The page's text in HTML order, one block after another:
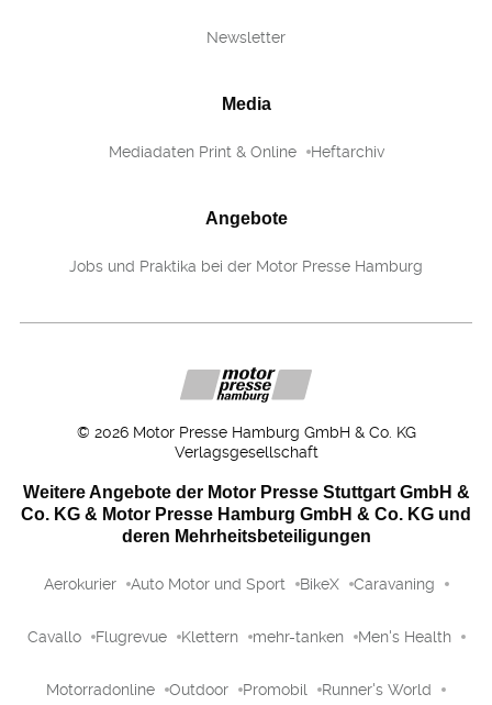
Newsletter
Media
Mediadaten Print & Online Heftarchiv
Angebote
Jobs und Praktika bei der Motor Presse Hamburg
© 2026 Motor Presse Hamburg GmbH & Co. KG
Verlagsgesellschaft
Weitere Angebote der Motor Presse Stuttgart GmbH &
Co. KG & Motor Presse Hamburg GmbH & Co. KG und
deren Mehrheitsbeteiligungen
Aerokurier Auto Motor und Sport BikeX Caravaning
Cavallo Flugrevue Klettern mehr-tanken Men's Health
Motorradonline Outdoor Promobil Runner's World